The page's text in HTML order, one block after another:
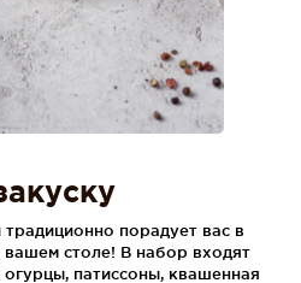
порадует вас в
вашем столе! В набор входят
патиссоны, квашенная